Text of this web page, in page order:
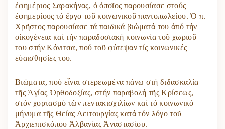
ἐφημέριος Σαρακήνας, ὁ ὁποῖος παρουσίασε στούς
ἐφημερίους τό ἔργο τοῦ κοινωνικοῦ παντοπωλείου. Ὁ π.
Χρῆστος παρουσίασε τά παιδικά βιώματά του ἀπό τήν
οἰκογένεια καί τήν παραδοσιακή κοινωνία τοῦ χωριοῦ
του στήν Κόνιτσα, πού τοῦ φύτεψαν τίς κοινωνικές
εύαισθησίες του.
Βιώματα, πού εἶναι στερεωμένα πάνω στή διδασκαλία
τῆς Ἁγίας Ὀρθοδοξίας, στήν παραβολή τῆς Κρίσεως,
στόν χορτασμό τῶν πεντακισχιλίων καί τό κοινωνικό
μήνυμα τῆς Θείας Λειτουργίας κατά τόν λόγο τοῦ
Ἀρχιεπισκόπου Ἀλβανίας Ἀναστασίου.